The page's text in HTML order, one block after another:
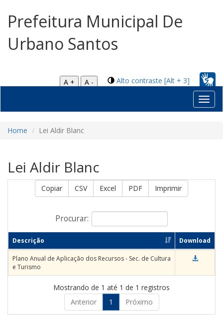
Prefeitura Municipal De
Urbano Santos
Alto contraste [Alt + 3]
A +
A -
Home Lei Aldir Blanc
Lei Aldir Blanc
Copiar CSV Excel PDF Imprimir
Procurar:
Descrição Download
Plano Anual de Aplicação dos Recursos - Sec. de Cultura
e Turismo
Mostrando de 1 até 1 de 1 registros
Anterior
1 Próximo